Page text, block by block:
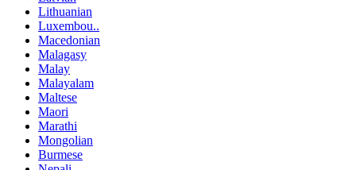
Lithuanian
Luxembou..
Macedonian
Malagasy
Malay
Malayalam
Maltese
Maori
Marathi
Mongolian
Burmese